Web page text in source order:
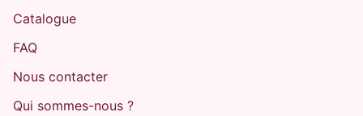
Catalogue
FAQ
Nous contacter
Qui sommes-nous ?